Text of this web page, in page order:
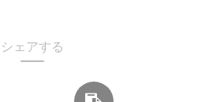
シェアする